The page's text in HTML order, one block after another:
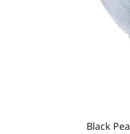
Black